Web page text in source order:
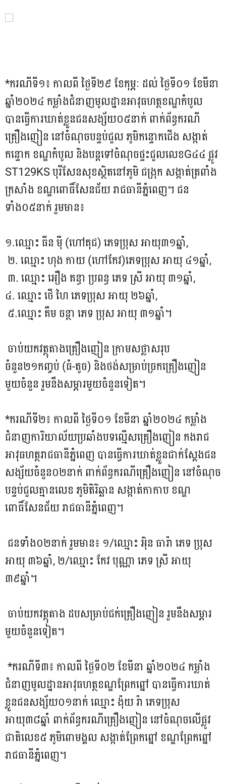
*ករណីទី១៖ កាលពី ថ្ងៃទី២៩ ខែកុម្ភៈ ដល់ ថ្ងៃទី០១ ខែមីនា
ឆ្នាំ២០២៤ កម្លាំងជំនាញមូលដ្ឋានអាវុធហត្ថខណ្ឌកំបូល
បានធ្វើការឃាត់ខ្លួនជនសង្ស័យ០៥នាក់ ពាក់ព័ន្ធករណី
គ្រឿងញៀន នៅចំណុចបន្ទប់ជួល ភូមិកន្ទោកជើង សង្កាត់
កន្ទោក ខណ្ឌកំបូល និងបន្តទៅចំណុចផ្ទះជួលលេខG៤៤ ផ្លូវ
ST129KS បុរីសែនសុខស្ថិតនៅភូមិ ជង្រុក សង្កាត់ត្រពាំង
ក្រសាំង ខណ្ឌពោធិ៍សែនជ័យ រាជធានីភ្នំពេញ។ ជន
ទាំង០៥នាក់ រួមមាន៖
១.ឈ្មោះ ធីន មុី (ហៅគុជ) ភេទប្រុស អាយុ៣១ឆ្នាំ,
២. ឈ្មោះ ហុង កាយ (ហៅកែវ)ភេទប្រុស អាយុ ៤១ឆ្នាំ,
៣. ឈ្មោះ អឿង គន្ធា ប្រពន្ធ ភេទ ស្រី អាយុ ៣១ឆ្នាំ,
៤. ឈ្មោះ ថើ ហៃ ភេទប្រុស អាយុ ២៦ឆ្នាំ,
៥.ឈ្មោះ គឹម ចន្ថា ភេទ ប្រុស អាយុ ៣១ឆ្នាំ។
ចាប់យកវត្ថុតាងគ្រឿងញៀន ក្រាមសថ្លាសរុប
ចំនួន២១កញ្ចប់ (ធំ-តូច) និងថង់សម្រាប់ច្រកគ្រឿងញៀន
មួយចំនួន រួមនឹងសម្ភារមួយចំនួនទៀត។
*ករណីទី២៖ កាលពី ថ្ងៃទី០១ ខែមីនា ឆ្នាំ២០២៤ កម្លាំង
ជំនាញការិយាល័យប្រឆាំងបទល្មើសគ្រឿងញៀន កងរាជ
អាវុធហត្ថរាជធានីភ្នំពេញ បានធ្វើការឃាត់ខ្លួនជាក់ស្តែងជន
សង្ស័យចំនួន០២នាក់ ពាក់ព័ន្ធករណីគ្រឿងញៀន នៅចំណុច
បន្ទប់ជួលគ្មានលេខ ភូមិតិរិឆ្ឆាន សង្កាត់កាកាប ខណ្ឌ
ពោធិ៍សែនជ័យ រាជធានីភ្នំពេញ។
ជនទាំង០២នាក់ រួមមាន៖ ១/ឈ្មោះ អុិន ធារ៉ា ភេទ ប្រុស
អាយុ ៣៦ឆ្នាំ, ២/ឈ្មោះ កែវ បុណ្ណា ភេទ ស្រី អាយុ
៣៩ឆ្នាំ។
ចាប់យកវត្ថុតាង ដបសម្រាប់ជក់គ្រឿងញៀន រួមនឹងសម្ភារ
មួយចំនួនទៀត។
*ករណីទី៣៖ កាលពី ថ្ងៃទី០២ ខែមីនា ឆ្នាំ២០២៤ កម្លាំង
ជំនាញមូលដ្ឋានអាវុធហត្ថខណ្ឌព្រែកព្នៅ បានធ្វើការឃាត់
ខ្លួនជនសង្ស័យ០១នាក់ ឈ្មោះ ង៉ុយ រ៉ា ភេទប្រុស
អាយុ៣៨ឆ្នាំ ពាក់ព័ន្ធករណីគ្រឿងញៀន នៅចំណុចលើផ្លូវ
ជាតិលេខ៥ ភូមិពោមង្គល សង្កាត់ព្រែកព្នៅ ខណ្ឌព្រែកព្នៅ
រាជធានីភ្នំពេញ។